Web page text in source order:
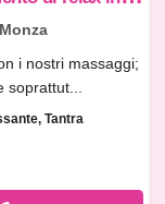
i nostri massaggi;
Tantra